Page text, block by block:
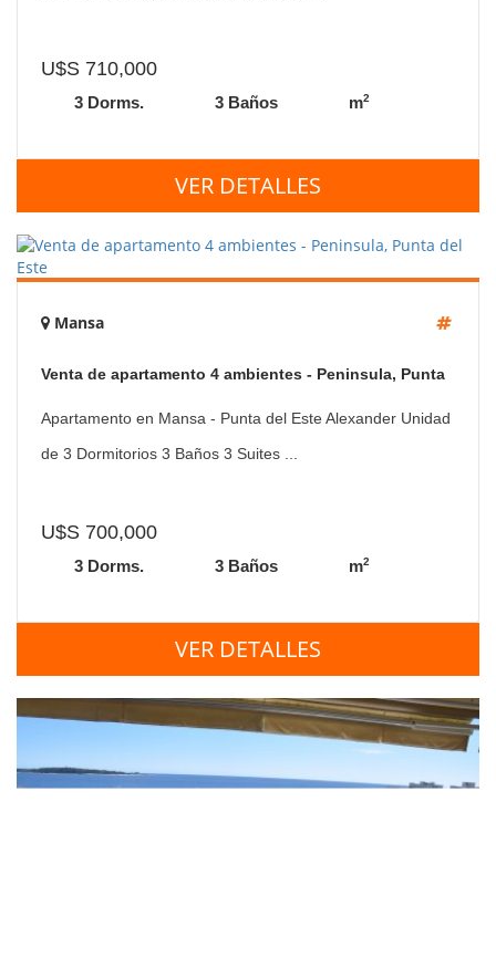
U$S 710,000
3 Dorms. 3 Baños m2
VER DETALLES
Mansa
Venta de apartamento 4 ambientes - Peninsula, Punta
del Este
Apartamento en Mansa - Punta del Este Alexander Unidad
de 3 Dormitorios 3 Baños 3 Suites ...
U$S 700,000
3 Dorms. 3 Baños m2
VER DETALLES